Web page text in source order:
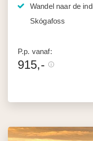
Wandel naar de
Skógafoss
P.p. vanaf:
915,-